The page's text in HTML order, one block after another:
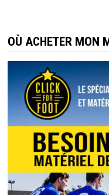
OÙ ACHETER MON